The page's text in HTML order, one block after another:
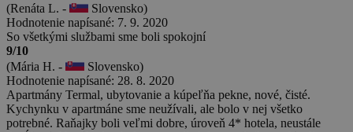
(Renáta L. -
Slovensko)
Hodnotenie napísané: 7. 9. 2020
So všetkými službami sme boli spokojní
9/10
(Mária H. -
Slovensko)
Hodnotenie napísané: 28. 8. 2020
Apartmány Termal, ubytovanie a kúpeľňa pekne, nové, čisté.
Kychynku v apartmáne sme neužívali, ale bolo v nej všetko
potrebné. Raňajky boli veľmi dobre, úroveň 4* hotela, neustále